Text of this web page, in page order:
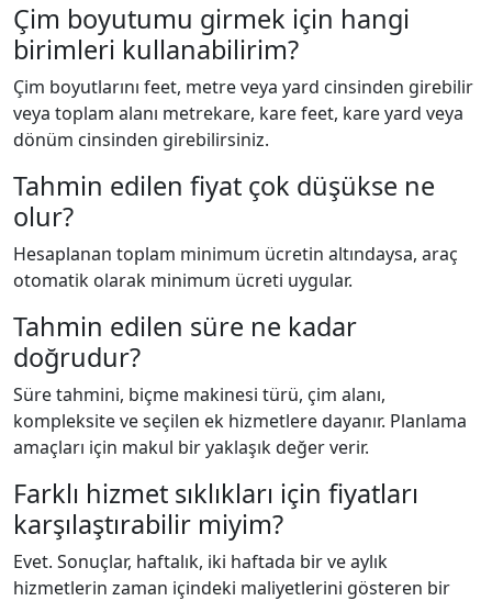
Çim boyutumu girmek için hangi
birimleri kullanabilirim?
Çim boyutlarını feet, metre veya yard cinsinden girebilir
veya toplam alanı metrekare, kare feet, kare yard veya
dönüm cinsinden girebilirsiniz.
Tahmin edilen fiyat çok düşükse ne
olur?
Hesaplanan toplam minimum ücretin altındaysa, araç
otomatik olarak minimum ücreti uygular.
Tahmin edilen süre ne kadar
doğrudur?
Süre tahmini, biçme makinesi türü, çim alanı,
kompleksite ve seçilen ek hizmetlere dayanır. Planlama
amaçları için makul bir yaklaşık değer verir.
Farklı hizmet sıklıkları için fiyatları
karşılaştırabilir miyim?
Evet. Sonuçlar, haftalık, iki haftada bir ve aylık
hizmetlerin zaman içindeki maliyetlerini gösteren bir